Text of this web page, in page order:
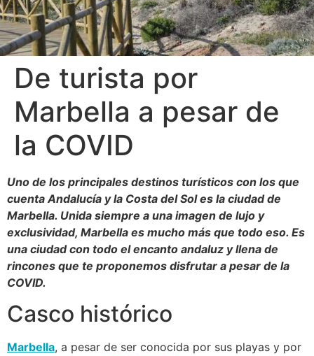
De turista por
Marbella a pesar de
la COVID
Uno de los principales destinos turísticos con los que
cuenta Andalucía y la Costa del Sol es la ciudad de
Marbella. Unida siempre a una imagen de lujo y
exclusividad, Marbella es mucho más que todo eso. Es
una ciudad con todo el encanto andaluz y llena de
rincones que te proponemos disfrutar a pesar de la
COVID.
Casco histórico
Marbella, a pesar de ser conocida por sus playas y por